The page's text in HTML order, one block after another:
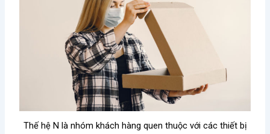
Thế hệ N là nhóm khách hàng quen thuộc với các thiết bị